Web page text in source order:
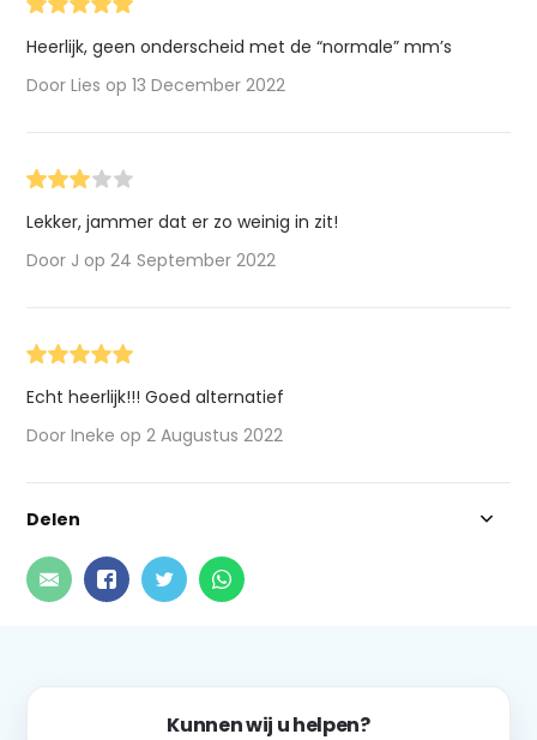
Heerlijk, geen onderscheid met de “normale” mm’s
Door Lies op 13 December 2022
Lekker, jammer dat er zo weinig in zit!
Door J op 24 September 2022
Echt heerlijk!!! Goed alternatief
Door Ineke op 2 Augustus 2022
Delen
Kunnen wij u helpen?